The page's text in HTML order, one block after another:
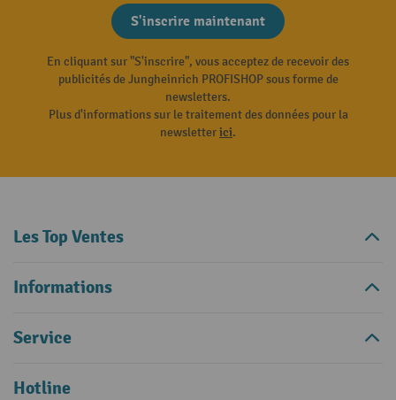
S'inscrire maintenant
En cliquant sur "S'inscrire", vous acceptez de recevoir des
publicités de Jungheinrich PROFISHOP sous forme de
newsletters.
Plus d'informations sur le traitement des données pour la
newsletterici.
Les Top Ventes
Informations
Service
Hotline